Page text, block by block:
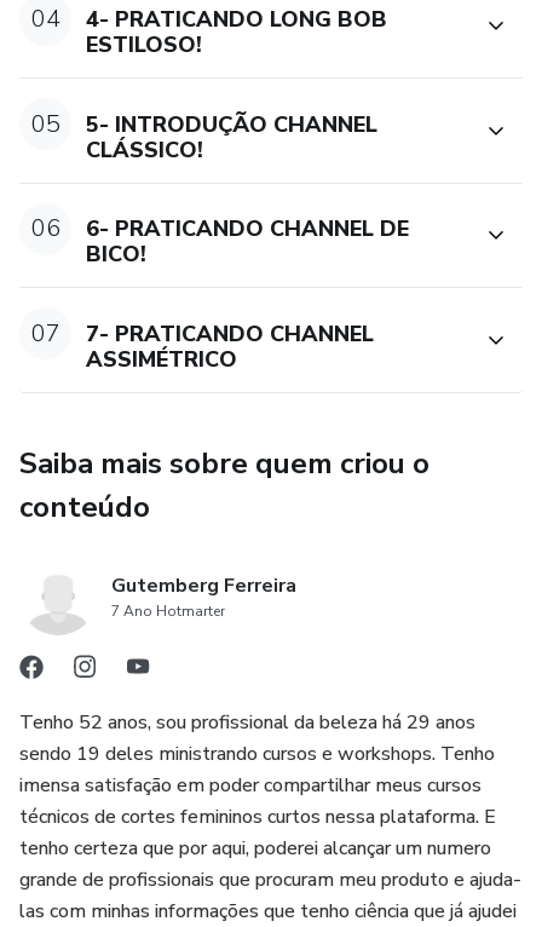
04
4- PRATICANDO LONG BOB
ESTILOSO!
05
5- INTRODUÇÃO CHANNEL
CLÁSSICO!
06
6- PRATICANDO CHANNEL DE
BICO!
07
7- PRATICANDO CHANNEL
ASSIMÉTRICO
Saiba mais sobre quem criou o
conteúdo
Gutemberg Ferreira
7 Ano Hotmarter
Tenho 52 anos, sou profissional da beleza há 29 anos
sendo 19 deles ministrando cursos e workshops. Tenho
imensa satisfação em poder compartilhar meus cursos
técnicos de cortes femininos curtos nessa plataforma. E
tenho certeza que por aqui, poderei alcançar um numero
grande de profissionais que procuram meu produto e ajuda-
las com minhas informações que tenho ciência que já ajudei